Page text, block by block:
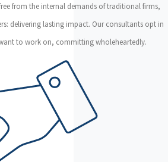
from the internal demands of traditional firms,
delivering lasting impact. Our consultants opt in
to work on, committing wholeheartedly.